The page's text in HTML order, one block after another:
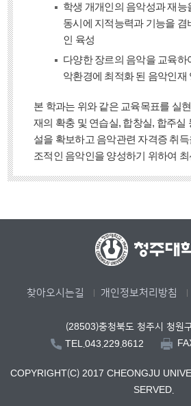
학생 개개인의 음악성과 재능
동시에 지적능력과 기능을 겸
인 육성
다양한 장르의 음악을 교육하
악환경에 최적화 된 음악인재
본 학과는 위와 같은 교육목표를 실
재의 확충 및 연습실, 합창실, 합주실
설을 확보하고 음악관련 자격증 취
조적인 음악인을 양성하기 위하여
찾아오시는길 개인정보처리방침
(28503)충청북도 청주시 청원
TEL.043.229.8612
COPYRIGHT(C) 2017 CHEONGJU
SERVED.